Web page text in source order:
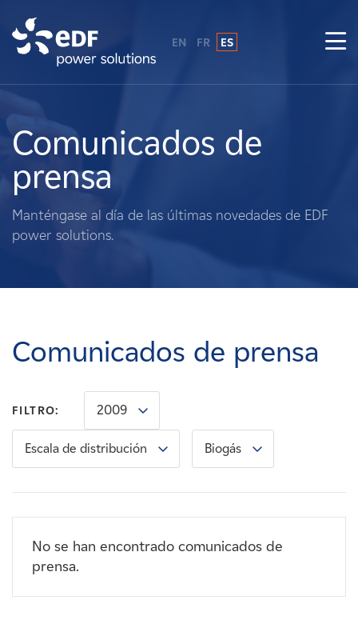
Sobre nosotros
Qué hacemos
Terratenientes
Carreras
Noticias
Contacte con
EN FR ES
Comunicados de
prensa
Manténgase al día de las últimas novedades de EDF
power solutions.
Comunicados de prensa
FILTRO: 2009
Escala de distribución Biogás
No se han encontrado comunicados de
prensa.